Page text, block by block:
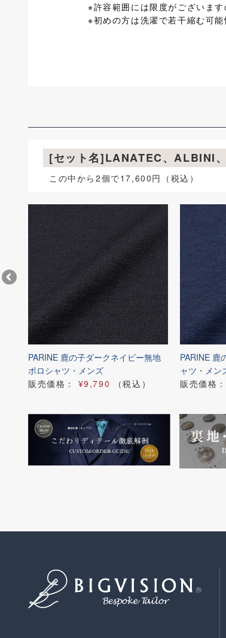
※許容範囲には限度がございま
※初めの方は洗濯で若干縮む可
[セット名]LANATEC、ALBINI
この中から2個で17,600円（税込）
PARINE 鹿の子ダークネイビー無地
ポロシャツ・メンズ
販売価格： ¥9,790 （税込）
PARINE 鹿
ャツ・メン
販売価格：